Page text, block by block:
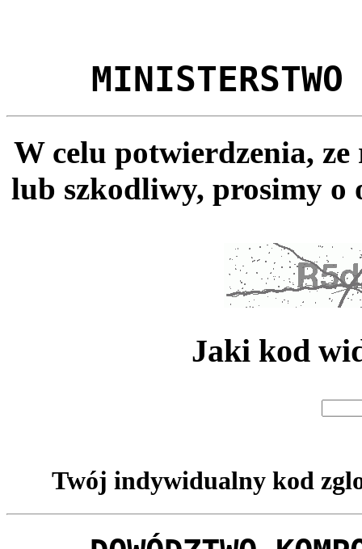
MINISTERSTWO
W celu potwierdzenia,
lub szkodliwy, prosimy o
Jaki kod
Twój indywidualny kod